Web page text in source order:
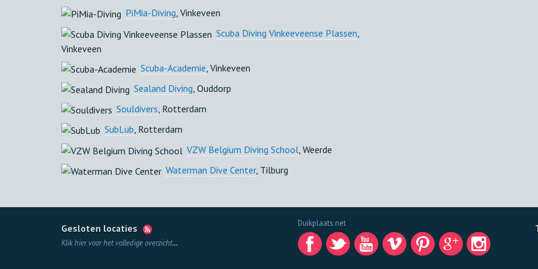
PiMia-Diving, Vinkeveen
Scuba Diving Vinkeeveense Plassen,
Vinkeveen
Scuba-Academie, Vinkeveen
Sealand Diving, Ouddorp
Souldivers, Rotterdam
SubLub, Rotterdam
VZW Belgium Diving School, Weerde
Waterman Dive Center, Tilburg
Gesloten locaties
Klik hier voor het volledige overzicht...
Duikplaats.net